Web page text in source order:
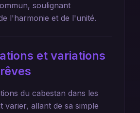
soulignant
l'harmonie et de l'unité.
et variations
du cabestan dans les
varier, allant de sa simple